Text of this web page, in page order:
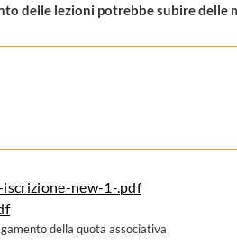
delle lezioni potrebbe subire
new-1-.pdf
della quota associativa